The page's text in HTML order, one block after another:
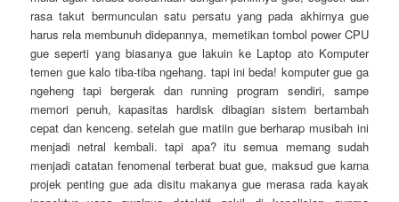
rasa takut bermunculan satu persatu yang pada akhirnya gue
harus rela membunuh didepannya, memetikan tombol power CPU
gue seperti yang biasanya gue lakuin ke Laptop ato Komputer
temen gue kalo tiba-tiba ngehang. tapi ini beda! komputer gue ga
ngeheng tapi bergerak dan running program sendiri, sampe
memori penuh, kapasitas hardisk dibagian sistem bertambah
cepat dan kenceng. setelah gue matiin gue berharap musibah ini
menjadi netral kembali. tapi apa? itu semua memang sudah
menjadi catatan fenomenal terberat buat gue, maksud gue karna
projek penting gue ada disitu makanya gue merasa rada kayak